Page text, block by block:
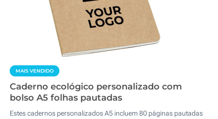
MAIS VENDIDO
Caderno ecológico personalizado com
bolso A5 folhas pautadas
Estes cadernos personalizados A5 incluem 80 páginas pautadas